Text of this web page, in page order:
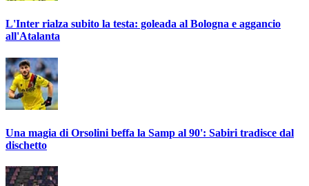
L'Inter rialza subito la testa: goleada al Bologna e aggancio
all'Atalanta
Una magia di Orsolini beffa la Samp al 90': Sabiri tradisce dal
dischetto